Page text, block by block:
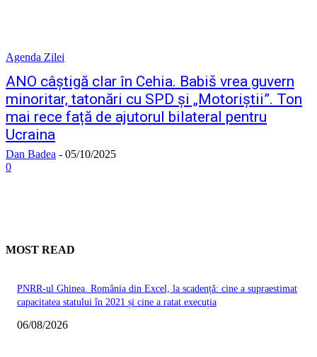
Agenda Zilei
ANO câștigă clar în Cehia. Babiš vrea guvern
minoritar, tatonări cu SPD și „Motoriștii”. Ton
mai rece față de ajutorul bilateral pentru
Ucraina
Dan Badea - 05/10/2025
0
MOST READ
PNRR-ul Ghinea. România din Excel, la scadență: cine a supraestimat
capacitatea statului în 2021 și cine a ratat execuția
06/08/2026